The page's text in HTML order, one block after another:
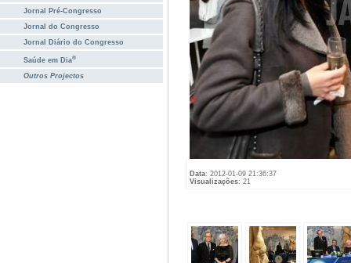
Jornal Pré-Congresso
Jornal do Congresso
Jornal Diário do Congresso
Saúde em Dia®
Outros Projectos
Data: 2012-01-09 21:36:37
Visualizações: 21